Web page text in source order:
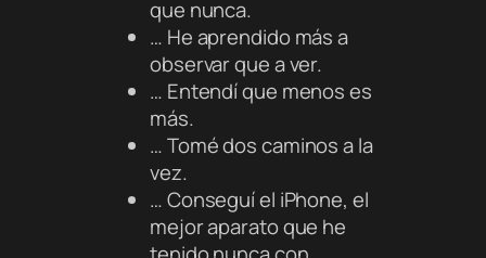
que nunca.
… He aprendido más a
observar que a ver.
… Entendí que menos es
más.
… Tomé dos caminos a la
vez.
… Conseguí el iPhone, el
mejor aparato que he